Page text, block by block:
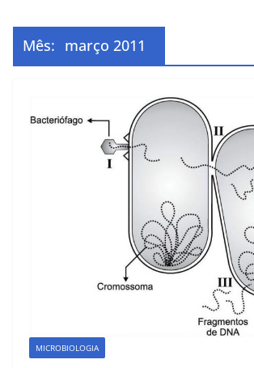
Mês: março 2011
MICROBIOLOGIA